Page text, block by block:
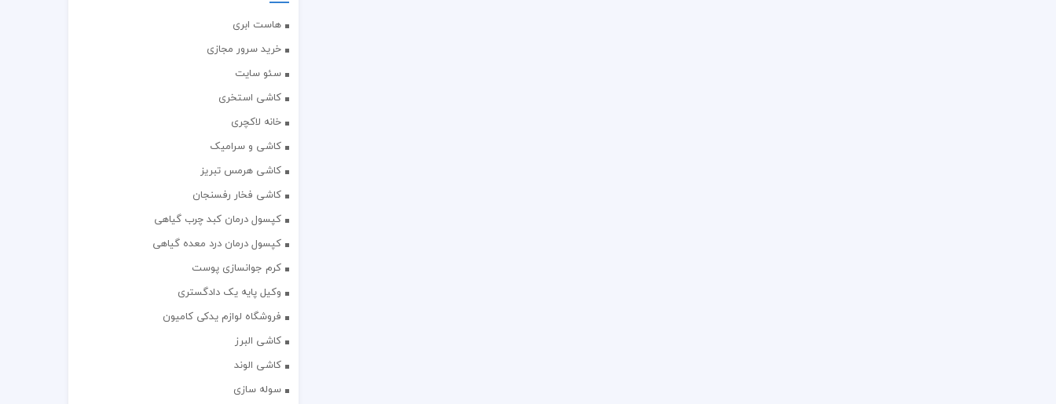
هاست ابری
خرید سرور مجازی
سئو سایت
کاشی استخری
خانه لاکچری
کاشی و سرامیک
کاشی هرمس تبریز
کاشی فخار رفسنجان
کپسول درمان کبد چرب گیاهی
کپسول درمان درد معده گیاهی
کرم جوانسازی پوست
وکیل پایه یک دادگستری
فروشگاه لوازم یدکی کامیون
کاشی البرز
کاشی الوند
سوله سازی